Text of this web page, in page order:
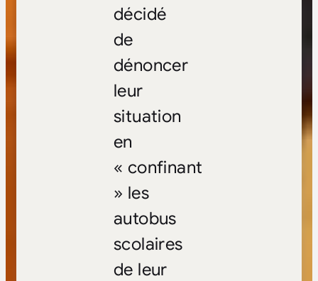
décidé
de
dénoncer
leur
situation
en
« confinant
» les
autobus
scolaires
de leur